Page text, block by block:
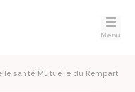
Menu
santé Mutuelle du Rempart